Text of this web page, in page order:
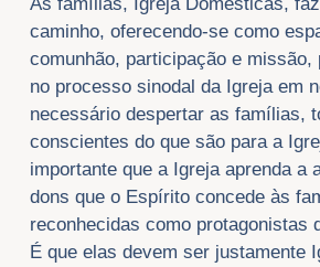
caminho, oferecendo-se como
comunhão, participação e missão,
no processo sinodal da Igreja em
necessário despertar as famílias,
conscientes do que são para a
importante que a Igreja aprenda a
dons que o Espírito concede às
reconhecidas como protagonistas
É que elas devem ser justamente